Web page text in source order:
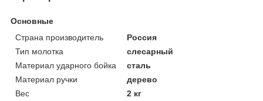
Основные
Страна производитель
Россия
Тип молотка
слесарный
Материал ударного бойка
сталь
Материал ручки
дерево
Вес
2 кг